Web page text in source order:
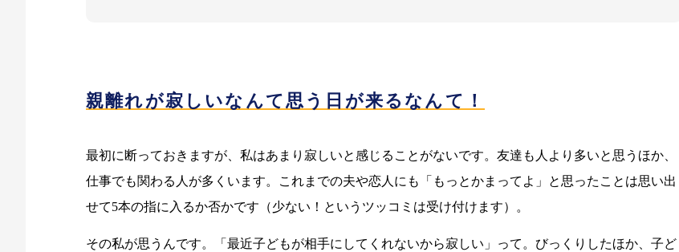
親離れが寂しいなんて思う日が来るなんて！
最初に断っておきますが、私はあまり寂しいと感じることがないです。友達も人より多いと思うほか、
仕事でも関わる人が多くいます。これまでの夫や恋人にも「もっとかまってよ」と思ったことは思い出
せて5本の指に入るか否かです（少ない！というツッコミは受け付けます）。
その私が思うんです。「最近子どもが相手にしてくれないから寂しい」って。びっくりしたほか、子ど